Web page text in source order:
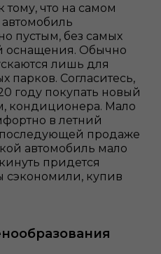
тому, что на самом
пустым, без самых
оснащения. Обычно
лишь для
парков. Согласитесь,
году покупать новый
кондиционера. Мало
в летний
продаже
автомобиль мало
придется
сэкономили, купив